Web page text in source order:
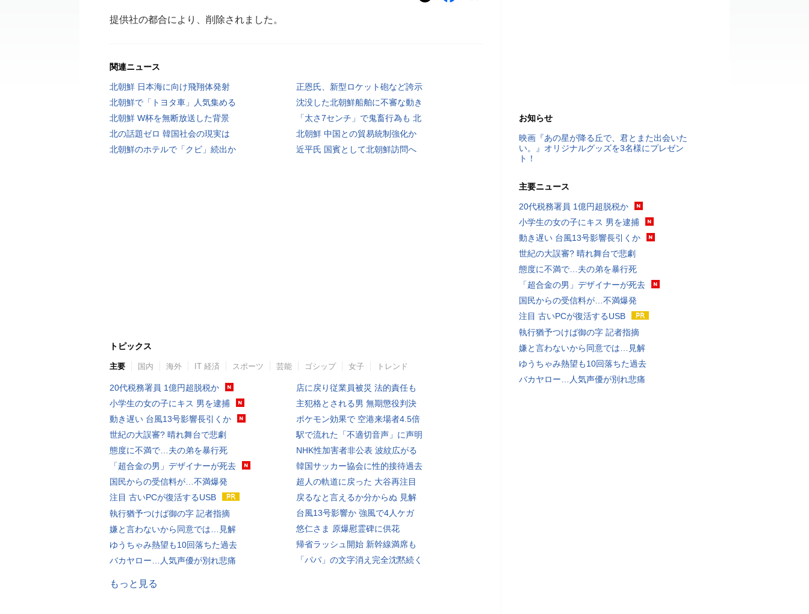
提供社の都合により、削除されました。
関連ニュース
北朝鮮 日本海に向け飛翔体発射
正恩氏、新型ロケット砲など誇示
北朝鮮で「トヨタ車」人気集める
沈没した北朝鮮船舶に不審な動き
北朝鮮 W杯を無断放送した背景
「太さ7センチ」で鬼畜行為も 北
北の話題ゼロ 韓国社会の現実は
北朝鮮 中国との貿易統制強化か
北朝鮮のホテルで「クビ」続出か
近平氏 国賓として北朝鮮訪問へ
トピックス
主要 国内 海外 IT 経済 スポーツ 芸能 ゴシップ 女子 トレンド
20代税務署員 1億円超脱税か
小学生の女の子にキス 男を逮捕
動き遅い 台風13号影響長引くか
世紀の大誤審? 晴れ舞台で悲劇
態度に不満で…夫の弟を暴行死
「超合金の男」デザイナーが死去
国民からの受信料が…不満爆発
注目 古いPCが復活するUSB
執行猶予つけば御の字 記者指摘
嫌と言わないから同意では…見解
ゆうちゃみ熱望も10回落ちた過去
バカヤロー…人気声優が別れ悲痛
店に戻り従業員被災 法的責任も
主犯格とされる男 無期懲役判決
ポケモン効果で 空港来場者4.5倍
駅で流れた「不適切音声」に声明
NHK性加害者非公表 波紋広がる
韓国サッカー協会に性的接待過去
超人の軌道に戻った 大谷再注目
戻るなと言えるか分からぬ 見解
台風13号影響か 強風で4人ケガ
悠仁さま 原爆慰霊碑に供花
帰省ラッシュ開始 新幹線満席も
「パパ」の文字消え完全沈黙続く
もっと見る
お知らせ
映画『あの星が降る丘で、君とまた出会いた
い。』オリジナルグッズを3名様にプレゼン
ト！
主要ニュース
20代税務署員 1億円超脱税か
小学生の女の子にキス 男を逮捕
動き遅い 台風13号影響長引くか
世紀の大誤審? 晴れ舞台で悲劇
態度に不満で…夫の弟を暴行死
「超合金の男」デザイナーが死去
国民からの受信料が…不満爆発
注目 古いPCが復活するUSB
執行猶予つけば御の字 記者指摘
嫌と言わないから同意では…見解
ゆうちゃみ熱望も10回落ちた過去
バカヤロー…人気声優が別れ悲痛